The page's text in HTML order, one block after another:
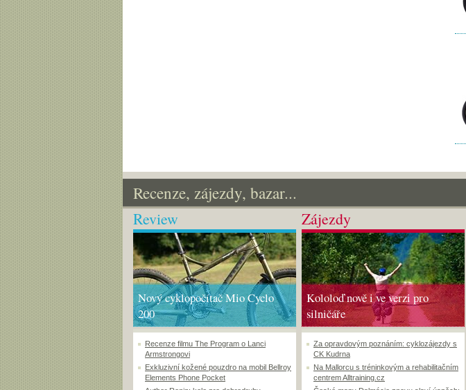
Recenze, zájezdy, bazar...
Review
Nový cyklopočítač Mio Cyclo
200
Recenze filmu The Program o Lanci
Armstrongovi
Exkluzivní kožené pouzdro na mobil Bellroy
Elements Phone Pocket
Zájezdy
Kololoď nově i ve verzi pro
silničáře
Za opravdovým poznáním: cyklozájezdy s
CK Kudrna
Na Mallorcu s tréninkovým a rehabilitačním
centrem Alltraining.cz